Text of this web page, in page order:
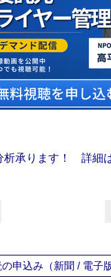
析承ります！ 詳細
申込み（新聞 / 電子版